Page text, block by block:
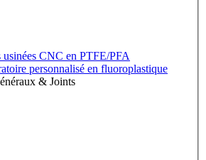
usinées CNC en PTFE/PFA
personnalisé en fluoroplastique
& Joints